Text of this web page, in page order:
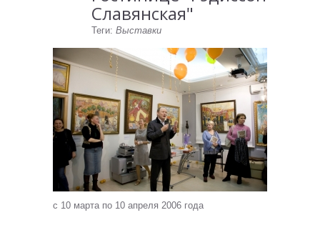
Славянская"
Теги: Выставки
с 10 марта по 10 апреля 2006 года